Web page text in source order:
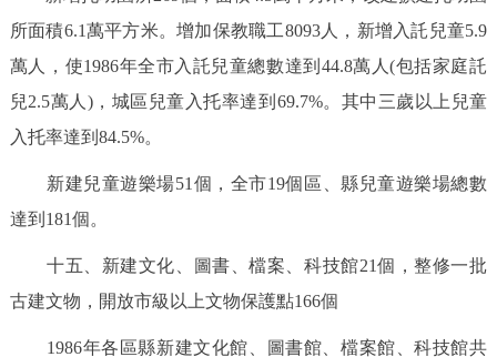
所面積6.1萬平方米。增加保教職工8093人，新增入託兒童5.9
萬人，使1986年全市入託兒童總數達到44.8萬人(包括家庭託
兒2.5萬人)，城區兒童入托率達到69.7%。其中三歲以上兒童
入托率達到84.5%。
新建兒童遊樂場51個，全市19個區、縣兒童遊樂場總數
達到181個。
十五、新建文化、圖書、檔案、科技館21個，整修一批
古建文物，開放市級以上文物保護點166個
1986年各區縣新建文化館、圖書館、檔案館、科技館共